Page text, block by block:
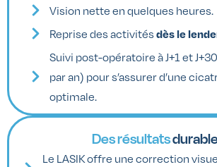
Vision nette en quelques heures.
Reprise des activités dès le
Suivi post-opératoire à J+1 et
par an) pour s’assurer d’une
optimale.
Des résultats
Le LASIK offre une correction